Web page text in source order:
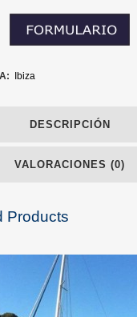
Ibiza
DESCRIPCIÓN
VALORACIONES (0)
Products